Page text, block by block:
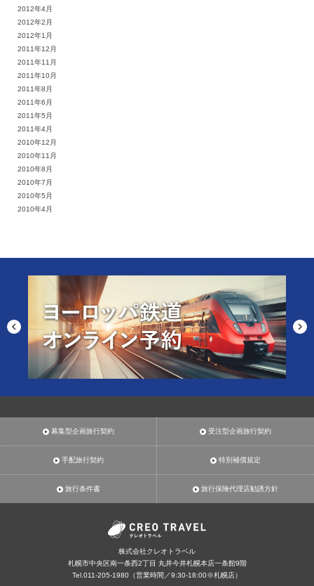
2012年4月
2012年2月
2012年1月
2011年12月
2011年11月
2011年10月
2011年8月
2011年6月
2011年5月
2011年4月
2010年12月
2010年11月
2010年8月
2010年7月
2010年5月
2010年4月
募集型企画旅行契約 受注型企画旅行契約
手配旅行契約 特別補償規定
旅行条件書 旅行保険代理店勧誘方針
株式会社クレオトラベル
札幌市中央区南一条西2丁目 丸井今井札幌本店一条館9階
Tel.011-205-1980（営業時間／9:30-18:00※札幌店）